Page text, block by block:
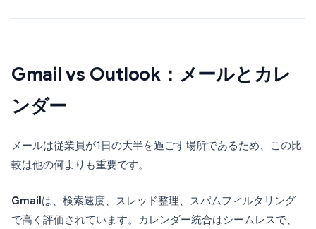
Gmail vs Outlook：メールとカレ
ンダー
メールは従業員が1日の大半を過ごす場所であるため、この比
較は他の何よりも重要です。
Gmail は、検索速度、スレッド整理、スパムフィルタリング
で高く評価されています。カレンダー統合はシームレスで、